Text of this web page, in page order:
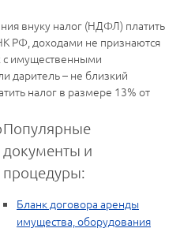
внуку налог (НДФЛ) платить
РФ, доходами не признаются
с имущественными
даритель – не близкий
налог в размере 13% от
Популярные
документы и
процедуры:
Бланк договора аренды
имущества, оборудования